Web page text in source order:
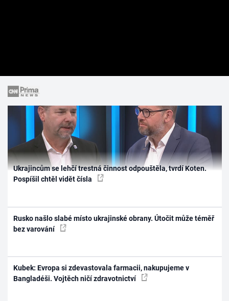
Ukrajincům se lehčí trestná činnost odpouštěla, tvrdí Koten.
Pospíšil chtěl vidět čísla
Rusko našlo slabé místo ukrajinské obrany. Útočit může téměř
bez varování
Kubek: Evropa si zdevastovala farmacii, nakupujeme v
Bangladéši. Vojtěch ničí zdravotnictví